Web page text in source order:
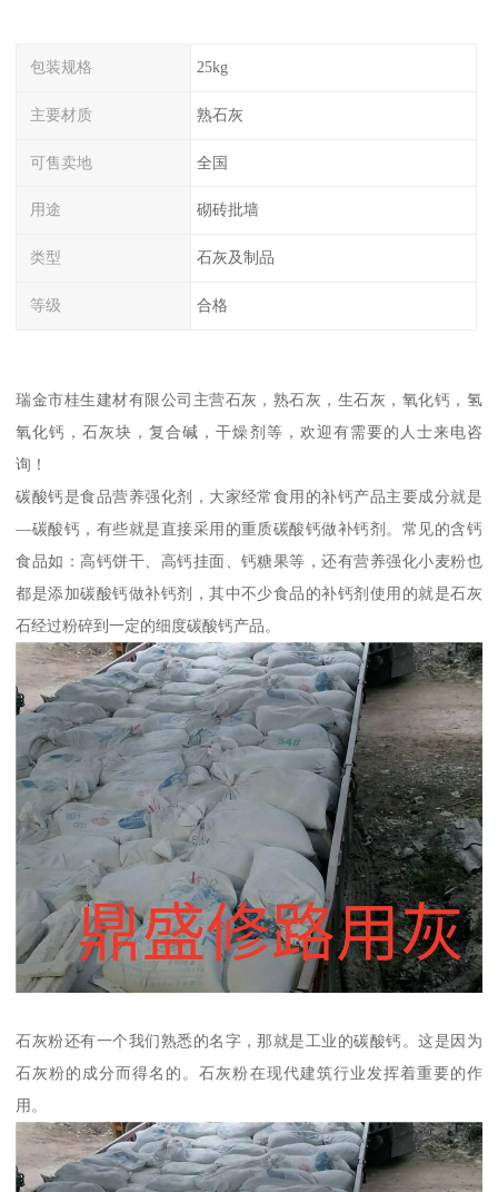
包装规格 25kg
主要材质 熟石灰
可售卖地 全国
用途 砌砖批墙
类型 石灰及制品
等级 合格
瑞金市桂生建材有限公司主营石灰，熟石灰，生石灰，氧化钙，氢
氧化钙，石灰块，复合碱，干燥剂等，欢迎有需要的人士来电咨
询！
碳酸钙是食品营养强化剂，大家经常食用的补钙产品主要成分就是
—碳酸钙，有些就是直接采用的重质碳酸钙做补钙剂。常见的含钙
食品如：高钙饼干、高钙挂面、钙糖果等，还有营养强化小麦粉也
都是添加碳酸钙做补钙剂，其中不少食品的补钙剂使用的就是石灰
石经过粉碎到一定的细度碳酸钙产品。
石灰粉还有一个我们熟悉的名字，那就是工业的碳酸钙。这是因为
石灰粉的成分而得名的。石灰粉在现代建筑行业发挥着重要的作
用。